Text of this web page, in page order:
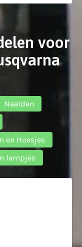
voor
Naalden
en Hoesjes
lampjes